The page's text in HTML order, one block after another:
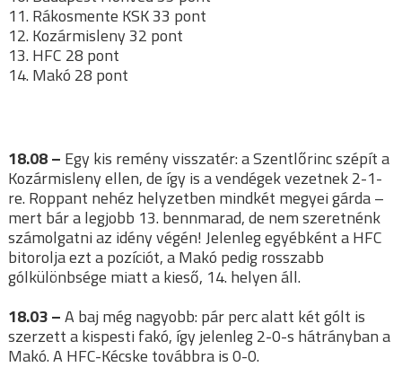
11. Rákosmente KSK 33 pont
12. Kozármisleny 32 pont
13. HFC 28 pont
14. Makó 28 pont
18.08 – Egy kis remény visszatér: a Szentlőrinc szépít a
Kozármisleny ellen, de így is a vendégek vezetnek 2-1-
re. Roppant nehéz helyzetben mindkét megyei gárda –
mert bár a legjobb 13. bennmarad, de nem szeretnénk
számolgatni az idény végén! Jelenleg egyébként a HFC
bitorolja ezt a pozíciót, a Makó pedig rosszabb
gólkülönbsége miatt a kieső, 14. helyen áll.
18.03 –A baj még nagyobb: pár perc alatt két gólt is
szerzett a kispesti fakó, így jelenleg 2-0-s hátrányban a
Makó. A HFC-Kécske továbbra is 0-0.